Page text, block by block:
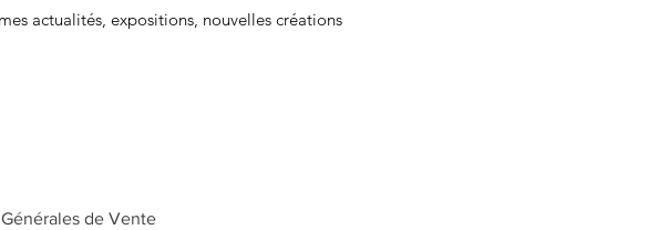
actualités, expositions, nouvelles créations
de Vente